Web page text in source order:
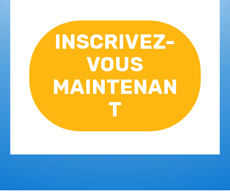
INSCRIVEZ-
VOUS
MAINTENAN
T